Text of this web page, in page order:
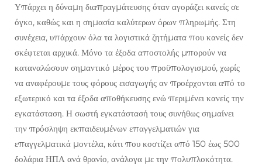
Υπάρχει η δύναμη διαπραγμάτευσης όταν αγοράζει κανείς σε
όγκο, καθώς και η σημασία καλύτερων όρων πληρωμής. Στη
συνέχεια, υπάρχουν όλα τα λογιστικά ζητήματα που κανείς δεν
σκέφτεται αρχικά. Μόνο τα έξοδα αποστολής μπορούν να
καταναλώσουν σημαντικό μέρος του προϋπολογισμού, χωρίς
να αναφέρουμε τους φόρους εισαγωγής αν προέρχονται από το
εξωτερικό και τα έξοδα αποθήκευσης ενώ περιμένει κανείς την
εγκατάσταση. Η σωστή εγκατάστασή τους συνήθως σημαίνει
την πρόσληψη εκπαιδευμένων επαγγελματιών για
επαγγελματικά μοντέλα, κάτι που κοστίζει από 150 έως 500
δολάρια ΗΠΑ ανά θρανίο, ανάλογα με την πολυπλοκότητα.